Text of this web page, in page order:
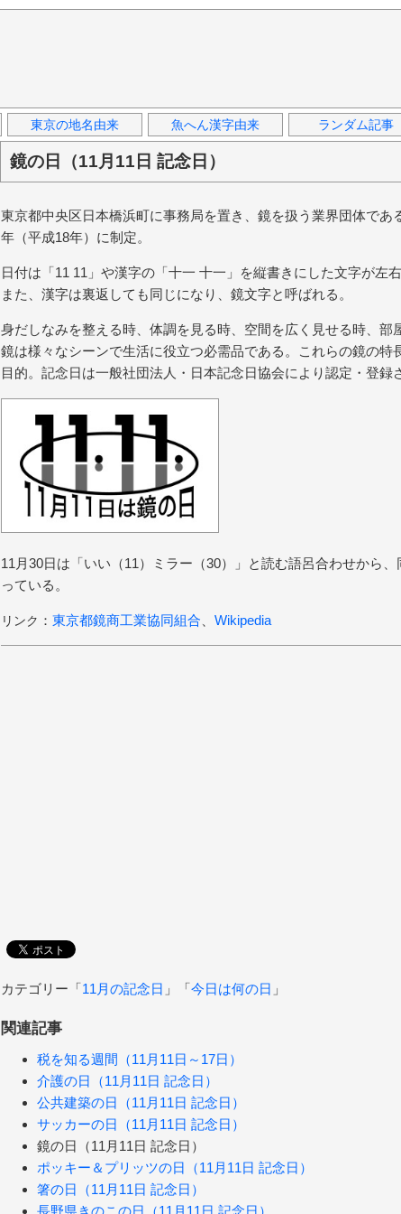
東京の地名由来 魚へん漢字由来 ランダム記事
鏡の日（11月11日 記念日）
東京都中央区日本橋浜町に事務局を置き、鏡を扱う業界団体であ
年（平成18年）に制定。
日付は「11 11」や漢字の「十一 十一」を縦書きにした文字が左
また、漢字は裏返しても同じになり、鏡文字と呼ばれる。
身だしなみを整える時、体調を見る時、空間を広く見せる時、部
鏡は様々なシーンで生活に役立つ必需品である。これらの鏡の特
目的。記念日は一般社団法人・日本記念日協会により認定・登録
11月30日は「いい（11）ミラー（30）」と読む語呂合わせから、
っている。
リンク ： 東京都鏡商工業協同組合 Wikipedia
カテゴリー「11月の記念日 」「今日は何の日 」
関連記事
税を知る週間（11月11日～17日）
介護の日（11月11日 記念日）
公共建築の日（11月11日 記念日）
サッカーの日（11月11日 記念日）
鏡の日（11月11日 記念日）
ポッキー＆プリッツの日（11月11日 記念日）
箸の日（11月11日 記念日）